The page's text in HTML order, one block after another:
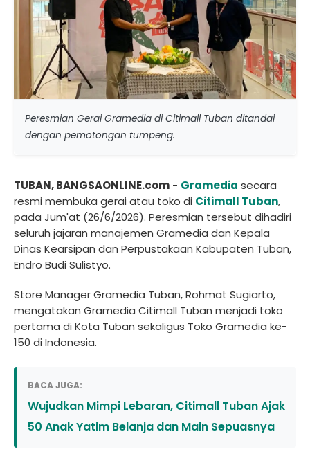
Peresmian Gerai Gramedia di Citimall Tuban ditandai
dengan pemotongan tumpeng.
TUBAN, BANGSAONLINE.com - Gramedia secara
resmi membuka gerai atau toko di Citimall Tuban,
pada Jum'at (26/6/2026). Peresmian tersebut dihadiri
seluruh jajaran manajemen Gramedia dan Kepala
Dinas Kearsipan dan Perpustakaan Kabupaten Tuban,
Endro Budi Sulistyo.
Store Manager Gramedia Tuban, Rohmat Sugiarto,
mengatakan Gramedia Citimall Tuban menjadi toko
pertama di Kota Tuban sekaligus Toko Gramedia ke-
150 di Indonesia.
BACA JUGA:
Wujudkan Mimpi Lebaran, Citimall Tuban Ajak
50 Anak Yatim Belanja dan Main Sepuasnya